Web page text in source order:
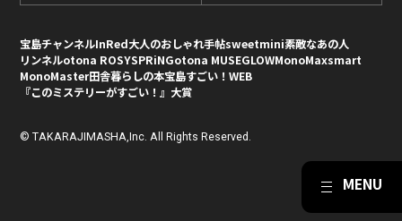
宝島チャンネルInRed大人のおしゃれ手帖sweetmini素敵なあの人
リンネルotona ROSYSPRiNGotona MUSEGLOWMonoMaxsmart
MonoMaster田舎暮らしの本宝島すごい！WEB
『このミステリーがすごい！』大賞
© TAKARAJIMASHA,Inc. All Rights Reserved.